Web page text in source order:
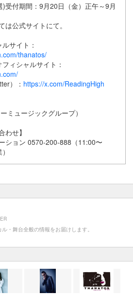
受付期間：9月20日（金）正午～9月
公式サイトにて。
サイト：
thanatos/
ィシャルサイト：
）： https://x.com/ReadingHigh
ミュージックグループ）
わせ】
ション 0570-200-888（11:00〜
・舞台全般の情報をお届けします。